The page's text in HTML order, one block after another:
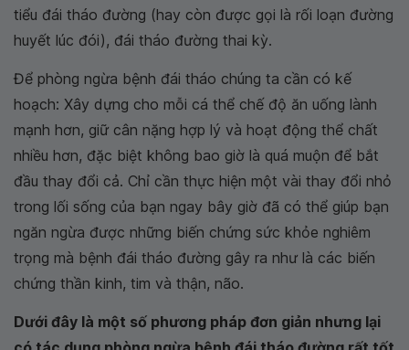
tiểu đái tháo đường (hay còn được gọi là rối loạn đường
huyết lúc đói), đái tháo đường thai kỳ.
Để phòng ngừa bệnh đái tháo chúng ta cần có kế
hoạch: Xây dựng cho mỗi cá thể chế độ ăn uống lành
mạnh hơn, giữ cân nặng hợp lý và hoạt động thể chất
nhiều hơn, đặc biệt không bao giờ là quá muộn để bắt
đầu thay đổi cả. Chỉ cần thực hiện một vài thay đổi nhỏ
trong lối sống của bạn ngay bây giờ đã có thể giúp bạn
ngăn ngừa được những biến chứng sức khỏe nghiêm
trọng mà bệnh đái tháo đường gây ra như là các biến
chứng thần kinh, tim và thận, não.
Dưới đây là một số phương pháp đơn giản nhưng lại